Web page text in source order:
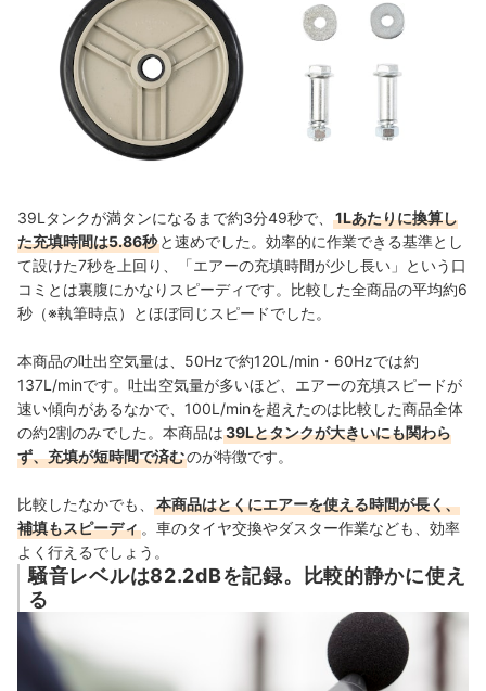
39Lタンクが満タンになるまで約3分49秒で、
1Lあたりに換算し
た充填時間は5.86秒 と速めでした。効率的に作業できる基準とし
て設けた7秒を上回り、「エアーの充填時間が少し長い」という口
コミとは裏腹にかなりスピーディです。比較した全商品の平均約6
秒（※執筆時点）とほぼ同じスピードでした。
本商品の吐出空気量は、50Hzで約120L/min・60Hzでは約
137L/minです。吐出空気量が多いほど、エアーの充填スピードが
速い傾向があるなかで、100L/minを超えたのは比較した商品全体
の約2割のみでした。本商品は39Lとタンクが大きいにも関わら
ず、充填が短時間で済むのが特徴です。
比較したなかでも、
本商品はとくにエアーを使える時間が長く、
補填もスピーディ。車のタイヤ交換やダスター作業なども、効率
よく行えるでしょう。
騒音レベルは82.2dBを記録。比較的静かに使え
る